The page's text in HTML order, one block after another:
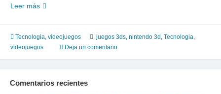
Leer másAlto
niños
de
6
deben
Tecnologia, videojuegos juegos 3ds, nintendo 3d , Tecnologia,
videojuegos
Deja un comentario
Comentarios recientes